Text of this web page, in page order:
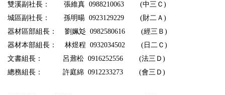
雙溪副社長：
張維真 0988210063 (中三Ｃ )
城區副社長：
孫明暘 0923129229 (財二Ａ )
器材區部組長：
劉姵彣 0982580616 (經三Ｂ )
器材本部組長：
林煜程 0932034502 ( 日二Ｃ )
文書組長：
呂鼐松 0916252556 (法三Ｄ )
總務組長：
許庭綿 0912233273 (會三Ｄ )